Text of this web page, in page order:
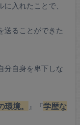
入れたことで、
送ることができた
分自身を卑下しな
境。 』 『学歴な